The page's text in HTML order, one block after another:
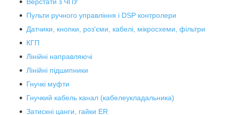
Пульти ручного управління і DSP контролери
Датчики, кнопки, роз'єми, кабелі, мікросхеми, фільтри
КГП
Лінійні направляючі
Лінійні підшипники
Гнучкі муфти
Гнучкий кабель канал (кабелеукладальника)
Затискні цанги, гайки ER